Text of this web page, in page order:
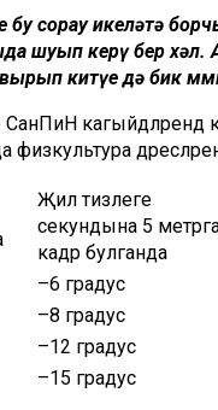
бу сорау икеләтә
шуып керү бер хәл.
китүе дә бик
СанПиН
Җил тизлеге
секундына 5
кадәр булганда
–6 градус
–8 градус
–12 градус
–15 градус